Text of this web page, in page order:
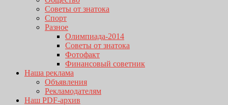
Советы от знатока
Спорт
Разное
Олимпиада-2014
Советы от знатока
Фотофакт
Финансовый советник
Наша реклама
Объявления
Рекламодателям
Наш PDF-архив